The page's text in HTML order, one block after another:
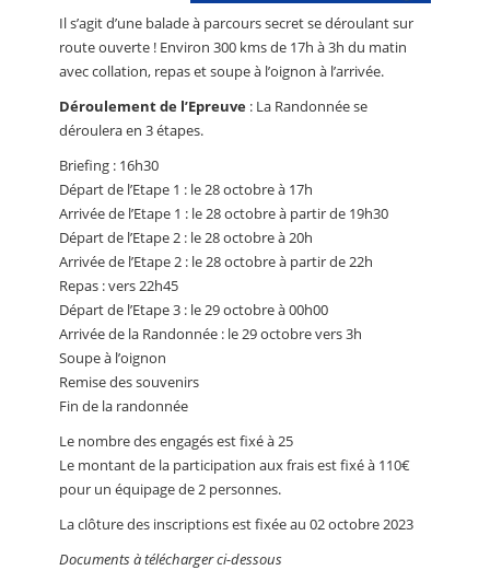
Il s’agit d’une balade à parcours secret se déroulant sur
route ouverte ! Environ 300 kms de 17h à 3h du matin
avec collation, repas et soupe à l’oignon à l’arrivée.
Déroulement de l’Epreuve : La Randonnée se
déroulera en 3 étapes.
Briefing : 16h30
Départ de l’Etape 1 : le 28 octobre à 17h
Arrivée de l’Etape 1 : le 28 octobre à partir de 19h30
Départ de l’Etape 2 : le 28 octobre à 20h
Arrivée de l’Etape 2 : le 28 octobre à partir de 22h
Repas : vers 22h45
Départ de l’Etape 3 : le 29 octobre à 00h00
Arrivée de la Randonnée : le 29 octobre vers 3h
Soupe à l’oignon
Remise des souvenirs
Fin de la randonnée
Le nombre des engagés est fixé à 25
Le montant de la participation aux frais est fixé à 110€
pour un équipage de 2 personnes.
La clôture des inscriptions est fixée au 02 octobre 2023
Documents à télécharger ci-dessous